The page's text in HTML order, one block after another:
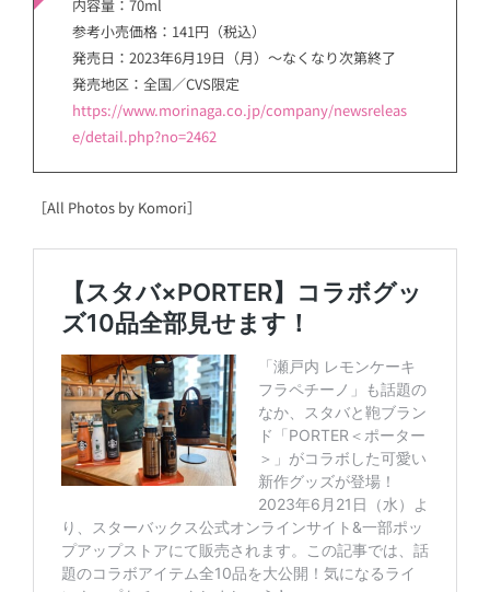
内容量：70ml
参考小売価格：141円（税込）
発売日：2023年6月19日（月）～なくなり次第終了
発売地区：全国／CVS限定
https://www.morinaga.co.jp/company/newsreleas
e/detail.php?no=2462
［All Photos by Komori］